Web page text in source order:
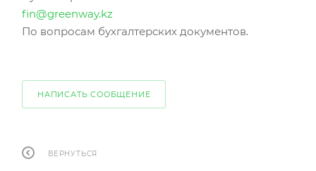
fin@greenway.kz
По вопросам бухгалтерских документов.
НАПИСАТЬ СООБЩЕНИЕ
ВЕРНУТЬСЯ